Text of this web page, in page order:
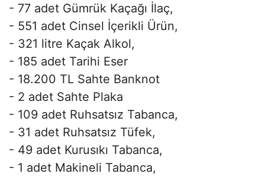
- 77 adet Gümrük Kaçağı İlaç,
- 551 adet Cinsel İçerikli Ürün,
- 321 litre Kaçak Alkol,
- 185 adet Tarihi Eser
- 18.200 TL Sahte Banknot
- 2 adet Sahte Plaka
- 109 adet Ruhsatsız Tabanca,
- 31 adet Ruhsatsız Tüfek,
- 49 adet Kurusıkı Tabanca,
- 1 adet Makineli Tabanca,